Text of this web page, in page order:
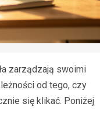
zarządzają swoimi
od tego, czy
się klikać. Poniżej